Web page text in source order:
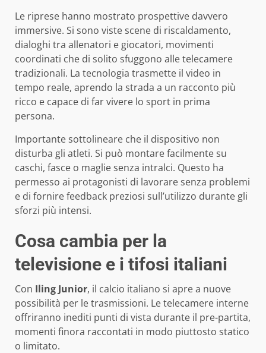
Le riprese hanno mostrato prospettive davvero
immersive. Si sono viste scene di riscaldamento,
dialoghi tra allenatori e giocatori, movimenti
coordinati che di solito sfuggono alle telecamere
tradizionali. La tecnologia trasmette il video in
tempo reale, aprendo la strada a un racconto più
ricco e capace di far vivere lo sport in prima
persona.
Importante sottolineare che il dispositivo non
disturba gli atleti. Si può montare facilmente su
caschi, fasce o maglie senza intralci. Questo ha
permesso ai protagonisti di lavorare senza problemi
e di fornire feedback preziosi sull’utilizzo durante gli
sforzi più intensi.
Cosa cambia per la
televisione e i tifosi italiani
Con Iling Junior, il calcio italiano si apre a nuove
possibilità per le trasmissioni. Le telecamere interne
offriranno inediti punti di vista durante il pre-partita,
momenti finora raccontati in modo piuttosto statico
o limitato.